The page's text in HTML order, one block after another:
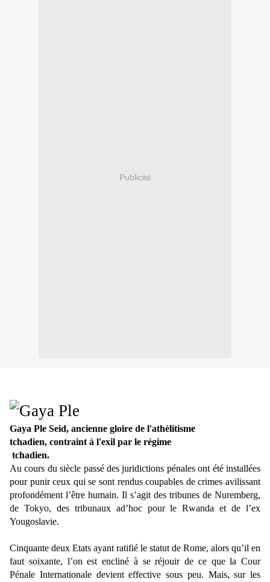
Publicité
Gaya Ple Seid, ancienne gloire de l'athèlitisme
tchadien, contraint à l'exil par le régime
tchadien.
Au cours du siècle passé des juridictions pénales ont été installées
pour punir ceux qui se sont rendus coupables de crimes avilissant
profondément l’être humain. Il s’agit des tribunes de Nuremberg,
de Tokyo, des tribunaux ad’hoc pour le Rwanda et de l’ex
Yougoslavie.
Cinquante deux Etats ayant ratifié le statut de Rome, alors qu’il en
faut soixante, l’on est encliné à se réjouir de ce que la Cour
Pénale Internationale devient effective sous peu. Mais, sur les